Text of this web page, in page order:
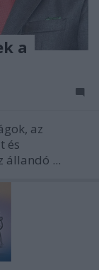
a
az
és
állandó ...